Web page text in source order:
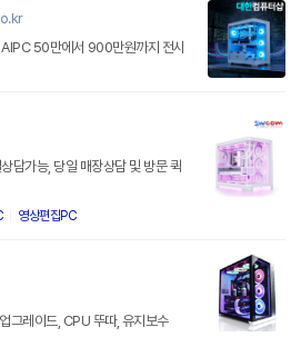
지 전시
담가능, 당일 매장상담 및 방문 퀵
영상편집PC
그레이드, CPU 뚜따, 유지보수